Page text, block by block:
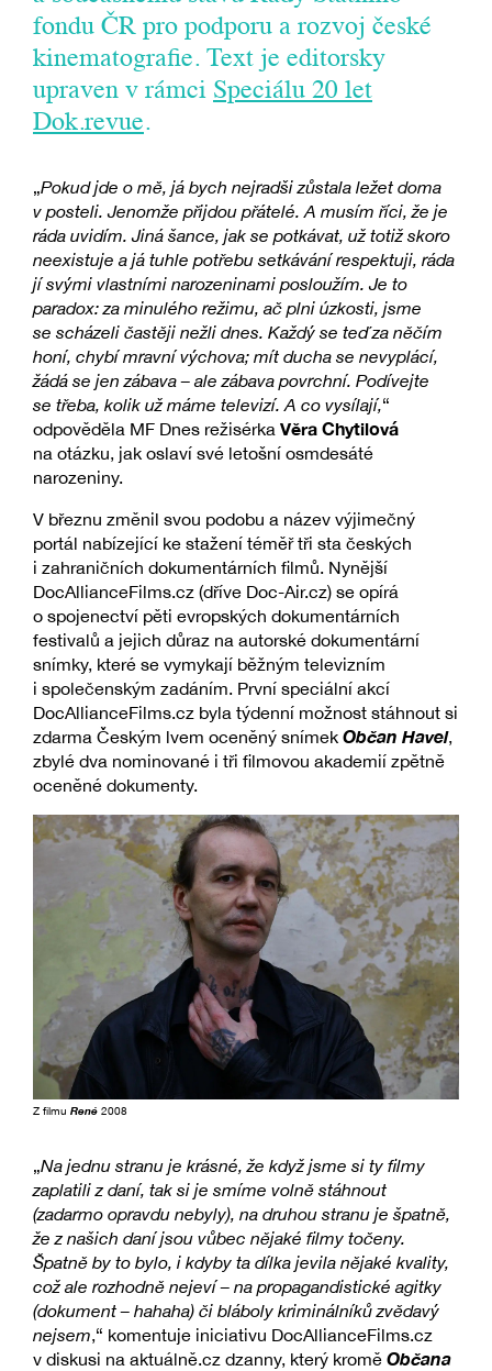
fondu ČR pro podporu a rozvoj české
kinematografie. Text je editorsky
upraven v rámci Speciálu 20 let
Dok.revue.
„Pokud jde o mě, já bych nejradši zůstala ležet doma
v posteli. Jenomže přijdou přátelé. A musím říci, že je
ráda uvidím. Jiná šance, jak se potkávat, už totiž skoro
neexistuje a já tuhle potřebu setkávání respektuji, ráda
jí svými vlastními narozeninami posloužím. Je to
paradox: za minulého režimu, ač plni úzkosti, jsme
se scházeli častěji nežli dnes. Každý se teď za něčím
honí, chybí mravní výchova; mít ducha se nevyplácí,
žádá se jen zábava – ale zábava povrchní. Podívejte
se třeba, kolik už máme televizí. A co vysílají,“
odpověděla MF Dnes režisérka Věra Chytilová
na otázku, jak oslaví své letošní osmdesáté
narozeniny.
V březnu změnil svou podobu a název výjimečný
portál nabízející ke stažení téměř tři sta českých
i zahraničních dokumentárních filmů. Nynější
DocAllianceFilms.cz (dříve Doc-Air.cz) se opírá
o spojenectví pěti evropských dokumentárních
festivalů a jejich důraz na autorské dokumentární
snímky, které se vymykají běžným televizním
i společenským zadáním. První speciální akcí
DocAllianceFilms.cz byla týdenní možnost stáhnout si
zdarma Českým lvem oceněný snímek Občan Havel,
zbylé dva nominované i tři filmovou akademií zpětně
oceněné dokumenty.
Z filmu René 2008
„Na jednu stranu je krásné, že když jsme si ty filmy
zaplatili z daní, tak si je smíme volně stáhnout
(zadarmo opravdu nebyly), na druhou stranu je špatně,
že z našich daní jsou vůbec nějaké filmy točeny.
Špatně by to bylo, i kdyby ta dílka jevila nějaké kvality,
což ale rozhodně nejeví – na propagandistické agitky
(dokument – hahaha) či bláboly kriminálníků zvědavý
nejsem,“ komentuje iniciativu DocAllianceFilms.cz
v diskusi na aktuálně.cz dzanny, který kromě Občana